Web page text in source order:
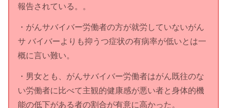
報告されている。。
・がんサバイバー労働者の方が就労していないがん
サ バイバーよりも抑うつ症状の有病率が低いとは一
概に言い難い。
・男女とも、がんサバイバー労働者はがん既往のな
い労働者に比べて主観的健康感が悪い者と身体的機
能の低下がある者の割合が有意に高かった。